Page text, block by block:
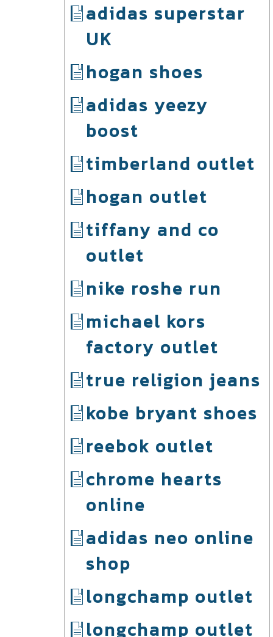
adidas superstar
UK
hogan shoes
adidas yeezy
boost
timberland outlet
hogan outlet
tiffany and co
outlet
nike roshe run
michael kors
factory outlet
true religion jeans
kobe bryant shoes
reebok outlet
chrome hearts
online
adidas neo online
shop
longchamp outlet
longchamp outlet